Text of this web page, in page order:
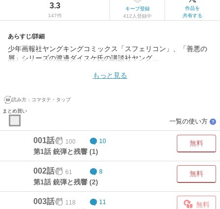
3.3
147件
キープ登録
412人登録中
作品を
共有する
あらすじ/詳細
少年画報社ヤングキングコミックス「スフェリコン」、「善悪の
屑」シリーズの渡邊ダイスケ氏の講談社ヤング…
もっと見る
読み方： コマタテ・タップ
まとめ買い
一覧の使い方 ？
001話 100 10
第1話 銃弾と残響 (1)
無料
002話 61 8
第1話 銃弾と残響 (2)
無料
003話 118 11 無料